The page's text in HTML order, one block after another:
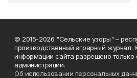
© 2015-2026 "Сельские узоры" –
производственный аграрный журнал.
информации сайта разрешено только
администрации.
Об использовании персональных